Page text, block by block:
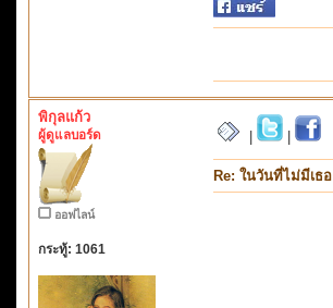
พิกุลแก้ว
ผู้ดูแลบอร์ด
ออฟไลน์
กระทู้: 1061
Re: ในวันที่ไม่มีเธอ